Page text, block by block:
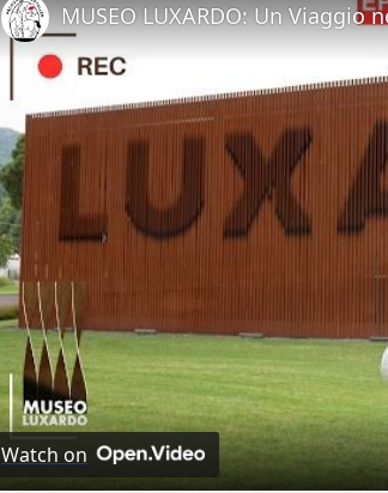
MUSEO LUXARDO: Un Viaggio
Watch on